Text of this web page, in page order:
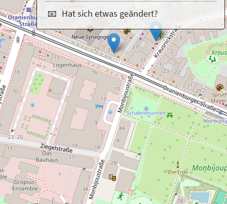
📧 Hat sich etwas geändert?